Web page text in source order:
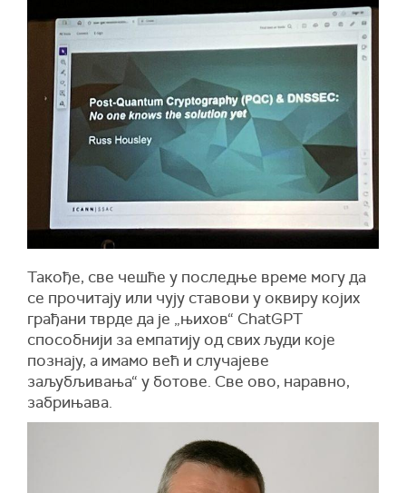
Такође, све чешће у последње време могу да
се прочитају или чују ставови у оквиру којих
грађани тврде да је „њихов“ ChatGPT
способнији за емпатију од свих људи које
познају, а имамо већ и случајеве
заљубљивања“ у ботове. Све ово, наравно,
забрињава.